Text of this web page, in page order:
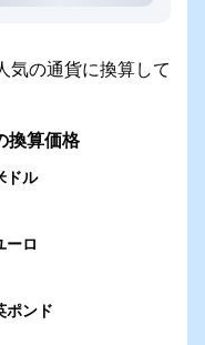
の通貨に換算して
換算価格
ドル
ロ
ポンド